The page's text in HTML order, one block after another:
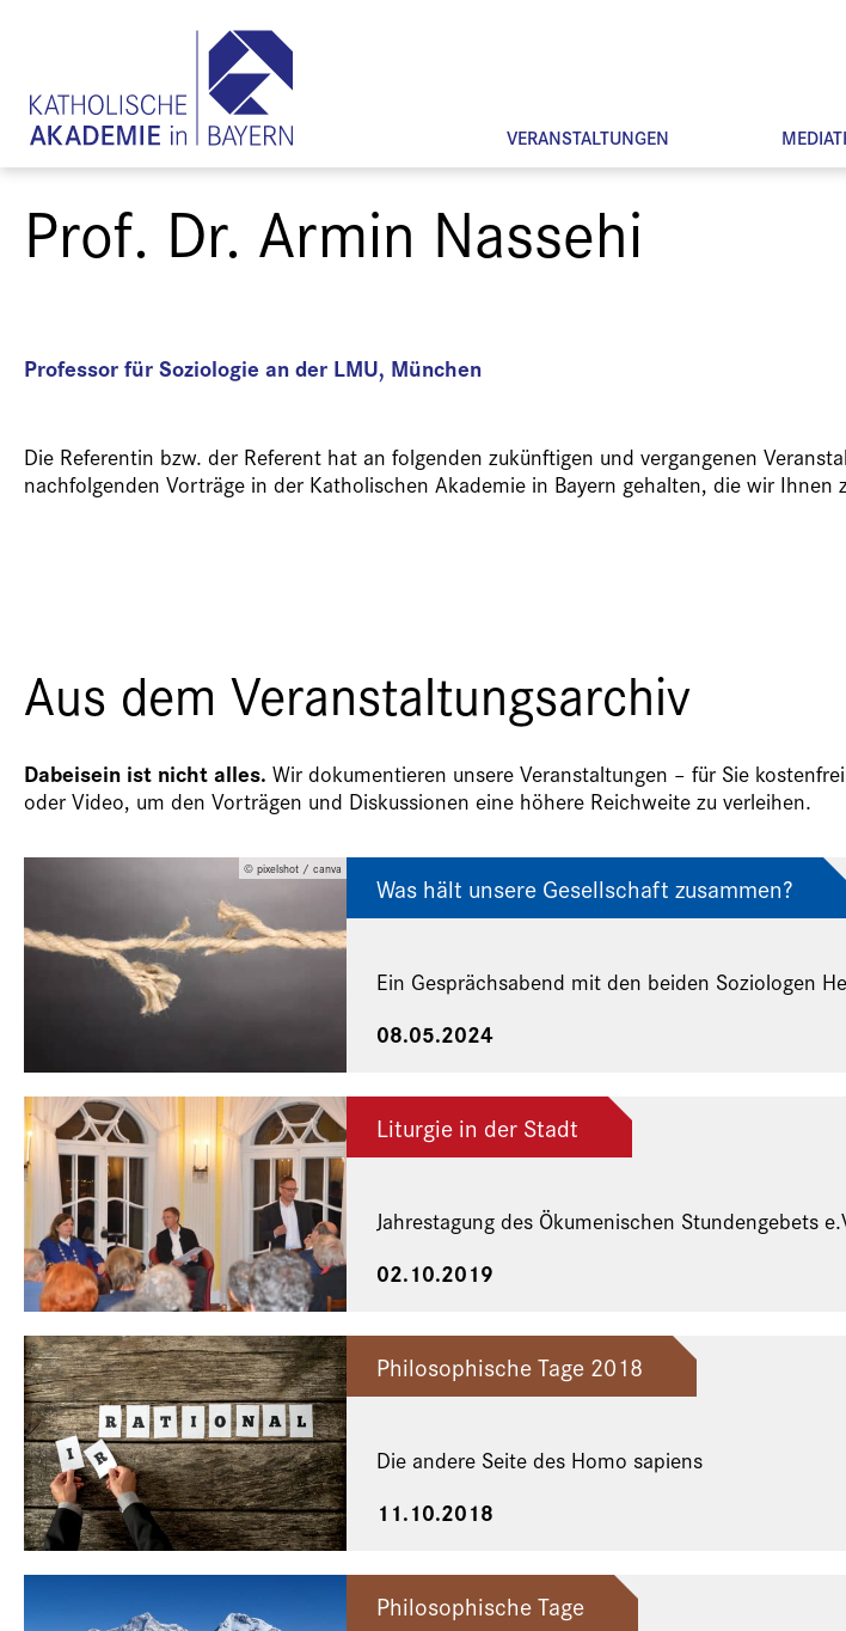
VERANSTALTUNGEN
Prof. Dr. Armin Nassehi
Professor für Soziologie an der LMU, München
Die Referentin bzw. der Referent hat an folgenden zukünftigen und vergangenen
nachfolgenden Vorträge in der Katholischen Akademie in Bayern gehalten, die wir
Aus dem Veranstaltungsarchiv
Dabeisein ist nicht alles. Wir dokumentieren unsere Veranstaltungen – für Sie
oder Video, um den Vorträgen und Diskussionen eine höhere Reichweite zu verleihen.
© pixelshot / canva
Was hält unsere Gesellschaft zusammen?
Ein Gesprächsabend mit den beiden Soziologen
08.05.2024
Liturgie in der Stadt
Jahrestagung des Ökumenischen Stundengebets
02.10.2019
Philosophische Tage 2018
Die andere Seite des Homo sapiens
11.10.2018
Philosophische Tage